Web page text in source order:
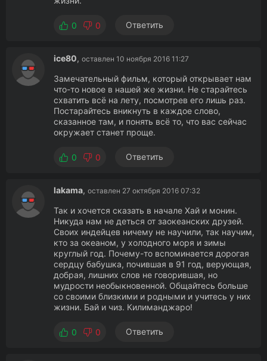
0 0 Ответить
ice80, оставлен 10 ноября 2016 11:27
Замечательный фильм, который открывает нам
что-то новое в нашей же жизни. Не старайтесь
схватить всё на лету, посмотрев его лишь раз.
Постарайтесь вникнуть в каждое слово,
сказанное там, и понять всё то, что вас сейчас
окружает станет проще.
0 0 Ответить
lakama, оставлен 27 октября 2016 07:32
Так и хочется сказать в начале Хай и монин.
Никуда нам не деться от заокеанских друзей.
Своих индейцев ничему не научили, так научим,
кто за океаном, у холодного моря и зимы
круглый год. Почему-то вспоминается дорогая
сердцу бабушка, почившая в 91 год, верующая,
добрая, лишних слов не говорившая, но
мудрости необыкновенной. Общайтесь больше
со своими близкими и родными и учитесь у них
жизни. Бай и чиз. Килиманджаро!
0 0 Ответить